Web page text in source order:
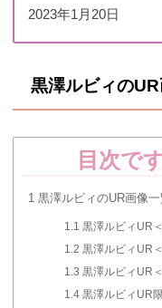
2023年1月20日
黒澤ルビィの
目次で
1 黒澤ルビィのUR画像一
1.1 黒澤ルビィUR
1.2 黒澤ルビィUR
1.3 黒澤ルビィUR
1.4黒澤ルビィUR